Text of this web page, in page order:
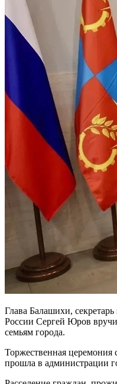
Глава Балашихи,
России Сергей Юров
семьям города.
Торжественная церемония
прошла в администрации